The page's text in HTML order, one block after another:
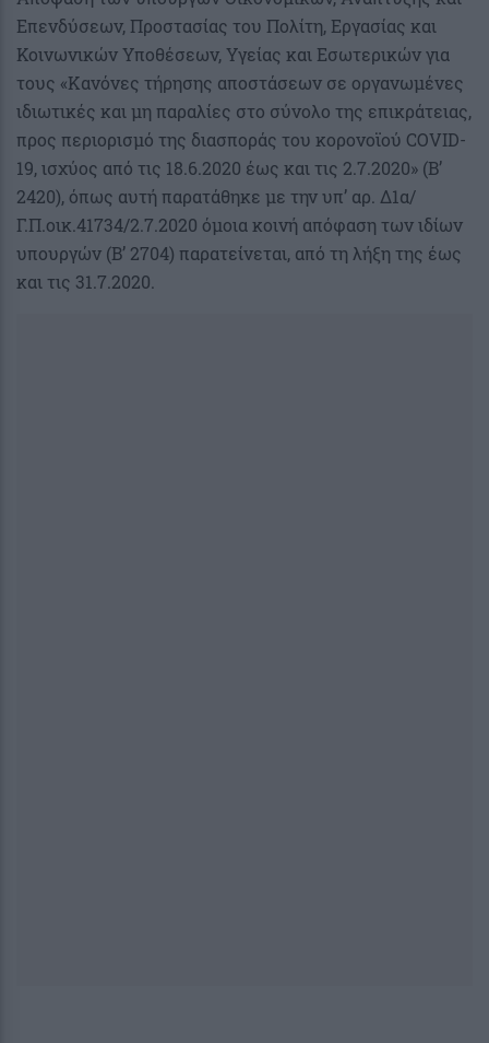
Επενδύσεων, Προστασίας του Πολίτη, Εργασίας και
Κοινωνικών Υποθέσεων, Υγείας και Εσωτερικών για
τους «Κανόνες τήρησης αποστάσεων σε οργανωμένες
ιδιωτικές και μη παραλίες στο σύνολο της επικράτειας,
προς περιορισμό της διασποράς του κορονοϊού COVID-
19, ισχύος από τις 18.6.2020 έως και τις 2.7.2020» (B’
2420), όπως αυτή παρατάθηκε με την υπ’ αρ. Δ1α/
Γ.Π.οικ.41734/2.7.2020 όμοια κοινή απόφαση των ιδίων
υπουργών (Β’ 2704) παρατείνεται, από τη λήξη της έως
και τις 31.7.2020.